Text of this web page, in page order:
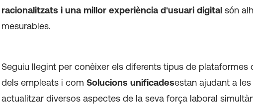
racionalitzats i una millor experiència d'usuari digital són
mesurables.
Seguiu llegint per conèixer els diferents tipus de plataformes
dels empleats i com Solucions unificadesestan ajudant a
actualitzar diversos aspectes de la seva força laboral